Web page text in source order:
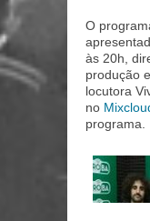
O
às 20h,
produção
locutora
no
programa.